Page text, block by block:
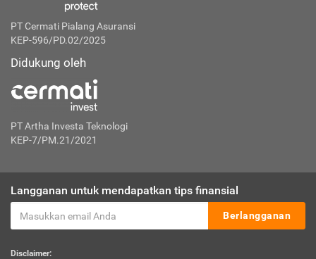
PT Cermati Pialang Asuransi
KEP-596/PD.02/2025
Didukung oleh
PT Artha Investa Teknologi
KEP-7/PM.21/2021
Langganan untuk mendapatkan tips finansial
Berlangganan
Disclaimer: